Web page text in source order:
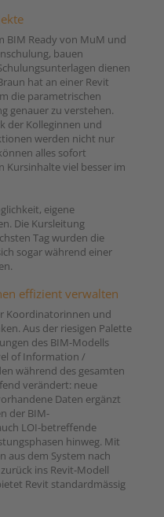
BIM Ready von MuM und
bauen
dienen
hat an einer Revit
die parametrischen
genauer zu verstehen.
der Kolleginnen und
werden nicht nur
alles sofort
Kursinhalte viel besser im
eigene
Die Kursleitung
Tag wurden die
sogar während einer
effizient verwalten
Koordinatorinnen und
Aus der riesigen Palette
des BIM-Modells
of Information /
während des gesamten
verändert: neue
Daten ergänzt
der BIM-
LOI-betreffende
hinweg. Mit
aus dem System nach
ins Revit-Modell
Revit standardmässig